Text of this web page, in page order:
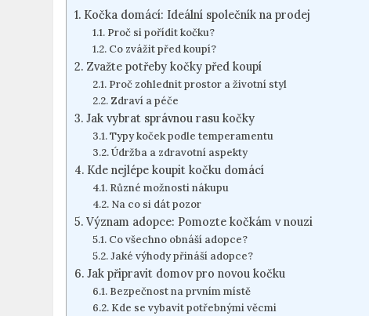
Kočka domácí: Ideální společník na prodej
Proč si pořídit kočku?
Co zvážit před koupí?
Zvažte potřeby kočky před koupí
Proč zohlednit prostor a životní styl
Zdraví a péče
Jak vybrat správnou rasu kočky
Typy koček podle temperamentu
Údržba a zdravotní aspekty
Kde nejlépe koupit kočku domácí
Různé možnosti nákupu
Na co si dát pozor
Význam adopce: Pomozte kočkám v nouzi
Co všechno obnáší adopce?
Jaké výhody přináší adopce?
Jak připravit domov pro novou kočku
Bezpečnost na prvním místě
Kde se vybavit potřebnými věcmi